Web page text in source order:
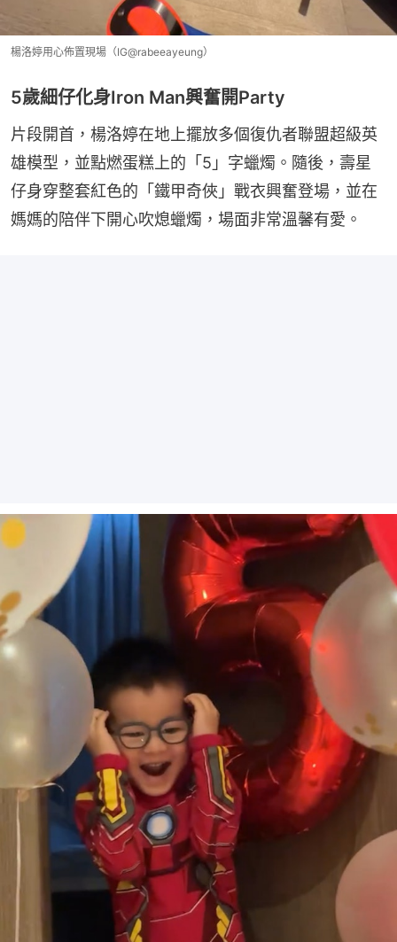
楊洛婷用心佈置現場（IG@rabeeayeung）
5歲細仔化身Iron Man興奮開Party
片段開首，楊洛婷在地上擺放多個復仇者聯盟超級英
雄模型，並點燃蛋糕上的「5」字蠟燭。隨後，壽星
仔身穿整套紅色的「鐵甲奇俠」戰衣興奮登場，並在
媽媽的陪伴下開心吹熄蠟燭，場面非常溫馨有愛。